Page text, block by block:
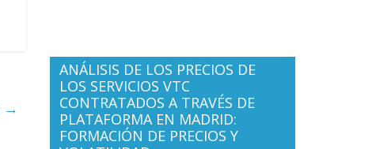
→
ANÁLISIS DE LOS PRECIOS DE
LOS SERVICIOS VTC
CONTRATADOS A TRAVÉS DE
PLATAFORMA EN MADRID:
FORMACIÓN DE PRECIOS Y